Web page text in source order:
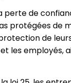
de
protégées de
de
les employés,